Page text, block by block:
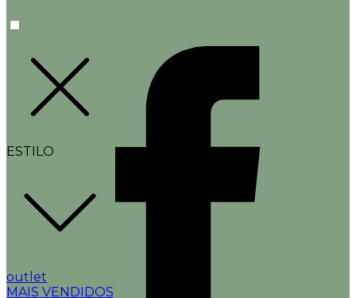
ESTILO
outlet
MAIS VENDIDOS